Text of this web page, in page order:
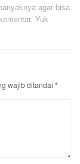
agar bisa
Yuk
wajib ditandai *